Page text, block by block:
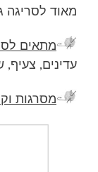
מאוד לסריגה
מתאים
עדינים, צעיף,
מסרגות